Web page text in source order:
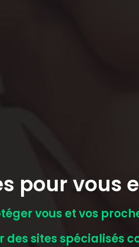
pour vous
vous et vos
des sites spécialisés